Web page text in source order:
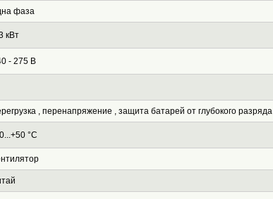
фаза
кВт
- 275 В
, перенапряжение , защита батарей от глубокого разряда
°C